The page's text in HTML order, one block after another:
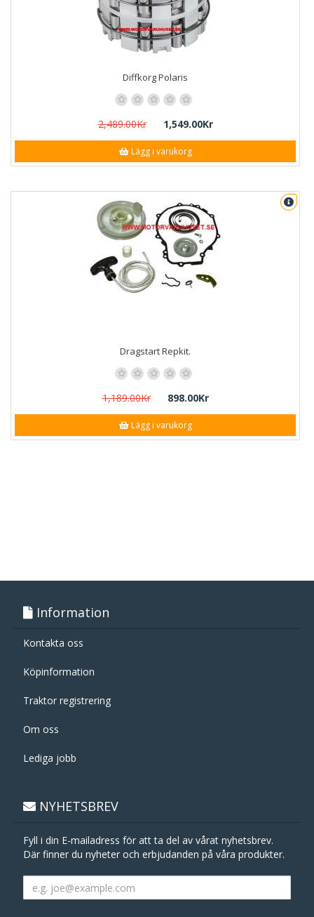
Diffkorg Polaris
2,489.00Kr 1,549.00Kr
Lägg i varukorg
Dragstart Repkit.
1,189.00Kr 898.00Kr
Lägg i varukorg
Information
Kontakta oss
Köpinformation
Traktor registrering
Om oss
Lediga jobb
NYHETSBREV
Fyll i din E-mailadress för att ta del av vårat nyhetsbrev.
Där finner du nyheter och erbjudanden på våra produkter.